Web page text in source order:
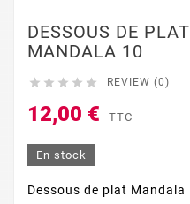
DESSOUS DE PLAT
MANDALA 10
     REVIEW (0)
12,00 € TTC
En stock
Dessous de plat Mandala